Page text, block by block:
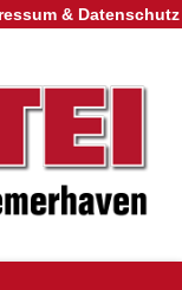
& Datenschutz